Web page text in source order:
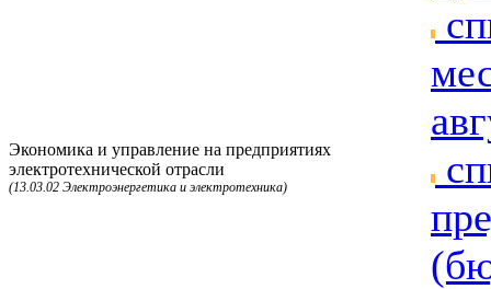
Экономика и управление на предприятиях
электротехнической отрасли
(13.03.02 Электроэнергетика и электротехника)